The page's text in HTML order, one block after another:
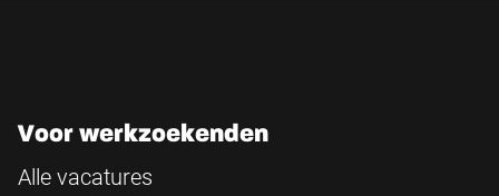
Voor werkzoekenden
Alle vacatures